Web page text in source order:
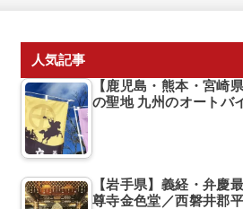
人気記事
【鹿児島・熊本・宮崎
の聖地 九州のオートバ
【岩手県】義経・弁慶
尊寺金色堂／西磐井郡